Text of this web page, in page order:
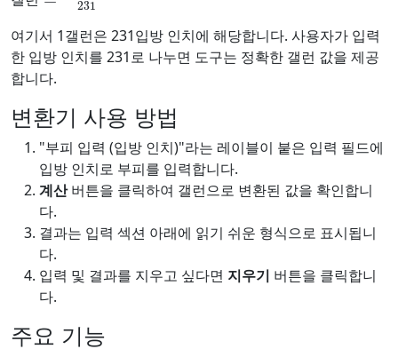
갤 런
여기서 1갤런은 231입방 인치에 해당합니다. 사용자가 입력
한 입방 인치를 231로 나누면 도구는 정확한 갤런 값을 제공
합니다.
변환기 사용 방법
"부피 입력 (입방 인치)"라는 레이블이 붙은 입력 필드에
입방 인치로 부피를 입력합니다.
계산버튼을 클릭하여 갤런으로 변환된 값을 확인합니
다.
결과는 입력 섹션 아래에 읽기 쉬운 형식으로 표시됩니
다.
입력 및 결과를 지우고 싶다면 지우기 버튼을 클릭합니
다.
주요 기능